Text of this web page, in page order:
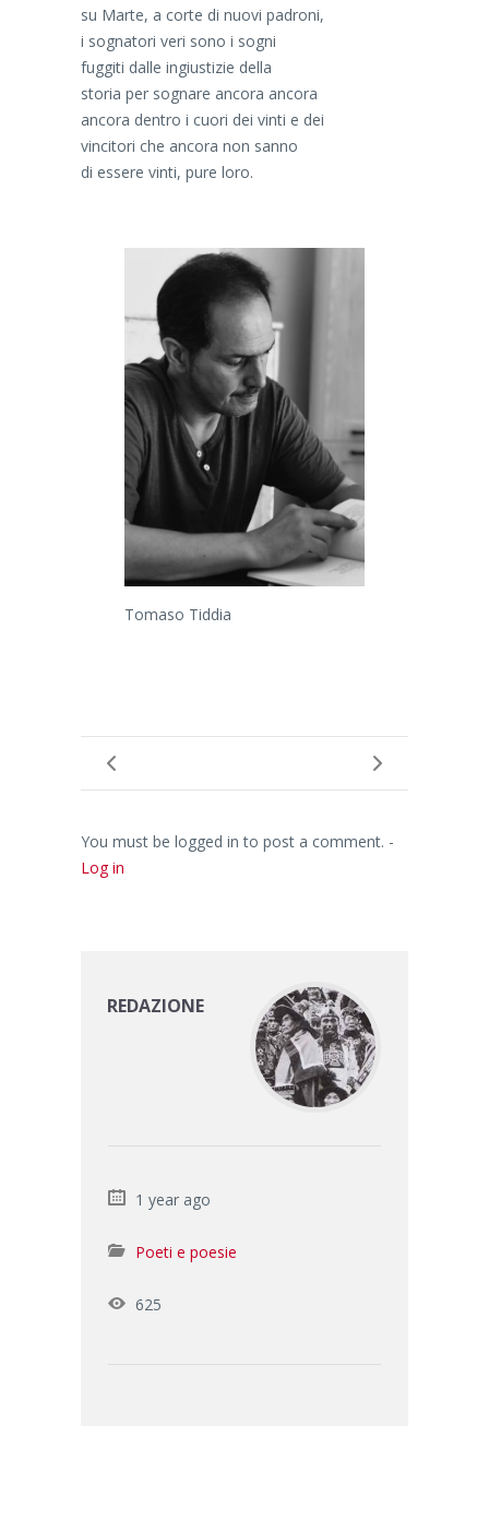
su Marte, a corte di nuovi padroni,
i sognatori veri sono i sogni
fuggiti dalle ingiustizie della
storia per sognare ancora ancora
ancora dentro i cuori dei vinti e dei
vincitori che ancora non sanno
di essere vinti, pure loro.
Tomaso Tiddia
You must be logged in to post a comment. -
Log in
REDAZIONE
1 year ago
Poeti e poesie
625